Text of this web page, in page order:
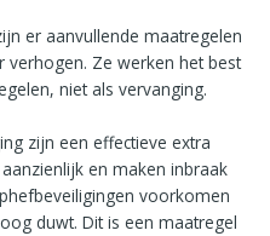
er aanvullende maatregelen
verhogen. Ze werken het best
niet als vervanging.
zijn een effectieve extra
en maken inbraak
voorkomen
duwt. Dit is een maatregel